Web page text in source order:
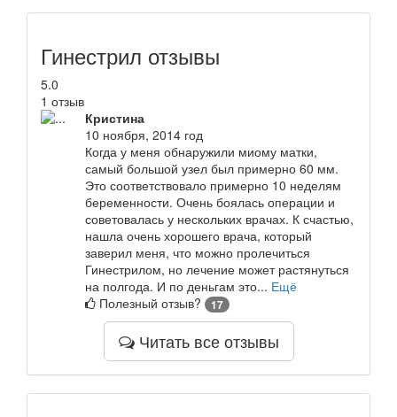
Гинестрил отзывы
5.0
1 отзыв
Кристина
10 ноября, 2014 год
Когда у меня обнаружили миому матки,
самый большой узел был примерно 60 мм.
Это соответствовало примерно 10 неделям
беременности. Очень боялась операции и
советовалась у нескольких врачах. К счастью,
нашла очень хорошего врача, который
заверил меня, что можно пролечиться
Гинестрилом, но лечение может растянуться
на полгода. И по деньгам это... Ещё
Полезный отзыв?
17
Читать все отзывы